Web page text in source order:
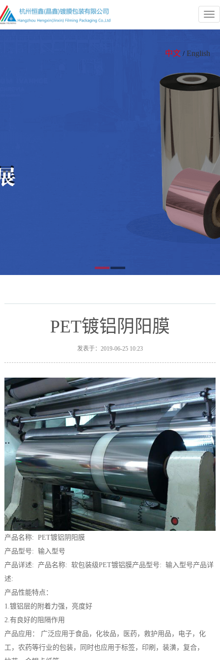
中文 / English
1
PET镀铝阴阳膜
发表于：2019-06-25 10:23
产品名称: PET镀铝阴阳膜
产品型号: 输入型号
产品详述: 产品名称: 软包装级PET镀铝膜产品型号: 输入型号产品详
述:
产品性能特点：
1.镀铝层的附着力强，亮度好
2.有良好的阻隔作用
产品应用： 广泛应用于食品，化妆品，医药，救护用品，电子，化
工，农药等行业的包装，同时也应用于标签，印刷，装潢，复合，